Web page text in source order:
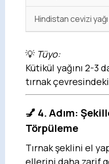
Hindistan cevizi
💡 Tüyo:
Kütikül yağını 2-3
tırnak çevresindeki
💅 4. Adım:
Törpüleme
Tırnak şeklini el
ellerini daha zarif